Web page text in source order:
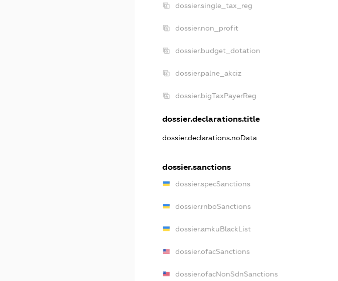
dossier.single_tax_reg
dossier.non_profit
dossier.budget_dotation
dossier.palne_akciz
dossier.bigTaxPayerReg
dossier.declarations.title
dossier.declarations.noData
dossier.sanctions
dossier.specSanctions
dossier.rnboSanctions
dossier.amkuBlackList
dossier.ofacSanctions
dossier.ofacNonSdnSanctions